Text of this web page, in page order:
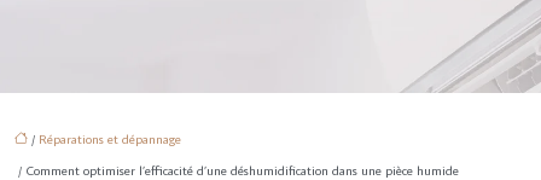
/ Réparations et dépannage
/ Comment optimiser l’efficacité d’une déshumidification dans une pièce humide